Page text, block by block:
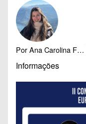
PorAna Carolina F…
Informações